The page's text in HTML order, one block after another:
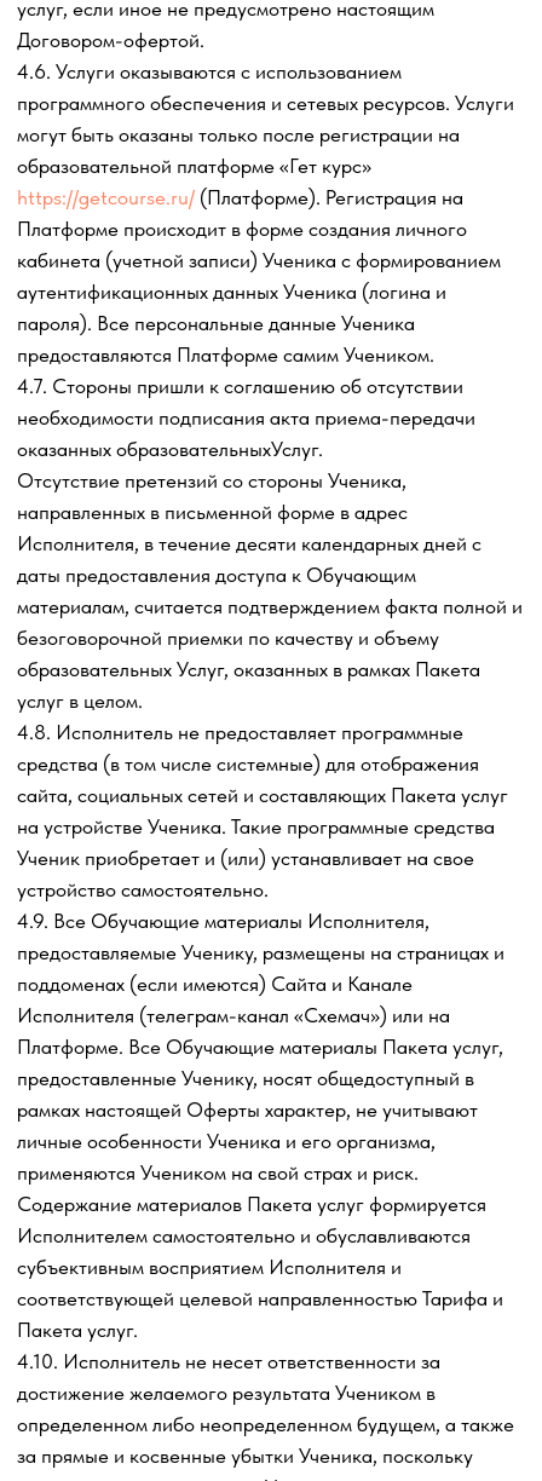
использованию на территории РФ, которые
используются в ходе предоставления образовательных
5.3.7. Приступить к приемке оказываемых
образовательных Услуг в течение 30 дней с момента
получения полной оплаты от Ученика.
5.3.8. Следить за безопасностью логина и пароля, а
также за все действия, совершенные с ними после
авторизации.
5.4. Ученик гарантирует:
5.4.1. Предоставление Исполнителю полных и
достоверных персональных данных по форме
Исполнителя. В случае, когда Учеником указаны
недостоверные либо неполные данные, Исполнитель не
несет ответственности перед Учеником за
предоставление любой информации по ошибочно
указанным данным не Ученику, а третьим лицам, даже
если в них содержится часть персональных данных
А также гарантирует, что он/она:
- имеет законные права вступать в договорные
отношения с Исполнителем;
- достиг возраста 18 лет;
- не состоит на учете у психиатра, психотерапевта, не
проходит курс психотерапии; не страдает
затяжными депрессиями;
- не принимает психотропные, наркотические и иные
вещества и препараты, в т.ч. ограниченные или
запрещенные к обороту на территории РФ.
5.4.2. Прохождение Модулей, являющихся предметом
настоящего Договора-оферты необходимо Ученику для
использования в предпринимательских целях, не
связанных с личными, семейными, домашними и иными
нуждами, не связанными с предпринимательской
деятельностью.
5.4.3. Соответствие Персонального компьютера
Ученика требованиям к техническому обеспечению,
необходимому для получения образовательных
по настоящему Договору-оферте, которые могут быть
указаны в описании конкретного Пакета
образовательныхУслуг в соответствующем разделе
Сайта, а также минимальному набору требований для
получения образовательныхУслуг в рамках любого
Пакета услуг: ОС РС/Мас доступ в сеть Интернет со
скоростью не менее 256 кбит/с, наличие установленной
программы для просмотра веб — страниц и «Adobe Flash
Player» «Адоб флэш плэьер».
5.5. Исполнитель вправе:
5.5.1. Не приступать к оказанию образовательныхУслуг,
либо приостановить оказание Услуг и доступ Ученика к
материалам, входящим в состав Пакета услуг и личному
кабинету до устранения соответствующего нарушения
при наличии любого из следующих оснований:
5.5.1.1. нарушения Учеником сроков и иных условий
оплаты образовательныхУслуг по настоящему
Договору-оферте;
5.5.1.2. предоставления неполной и (или)
недостоверной информации о Ученике, необходимой
для оказания образовательных Услуг по настоящему
5.5.1.3. отсутствие согласия Ученика на обработку его
персональных данных;
5.5.2.Исполнитель вправе считать невозможностью
исполнения образовательных Услуг, возникшей по вине